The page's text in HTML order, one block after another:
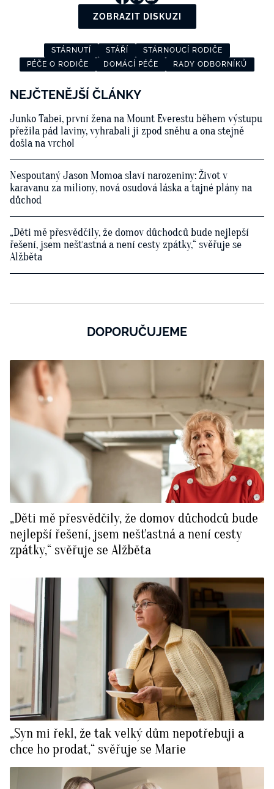
ZOBRAZIT DISKUZI
STÁRNUTÍ STÁŘÍ
STÁRNOUCÍ RODIČE
PÉČE O RODIČE
DOMÁCÍ PÉČE RADY ODBORNÍKŮ
NEJČTENĚJŠÍ ČLÁNKY
Junko Tabei, první žena na Mount Everestu během výstupu
přežila pád laviny, vyhrabali ji zpod sněhu a ona stejně
došla na vrchol
Nespoutaný Jason Momoa slaví narozeniny: Život v
karavanu za miliony, nová osudová láska a tajné plány na
důchod
„Děti mě přesvědčily, že domov důchodců bude nejlepší
řešení, jsem nešťastná a není cesty zpátky,“ svěřuje se
Alžběta
DOPORUČUJEME
„Děti mě přesvědčily, že domov důchodců bude
nejlepší řešení, jsem nešťastná a není cesty
zpátky,“ svěřuje se Alžběta
„Syn mi řekl, že tak velký dům nepotřebuji a
chce ho prodat,“ svěřuje se Marie